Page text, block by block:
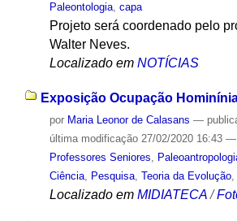
Paleontologia, capa
Projeto será coordenado pelo
Walter Neves.
Localizado em NOTÍCIAS
Exposição Ocupação
por Maria Leonor de Calasans —
última modificação27/02/2020 16:43 —
Professores Seniores
Ciência, Pesquisa, Teoria da Evolução,
Localizado em MIDIATECA /